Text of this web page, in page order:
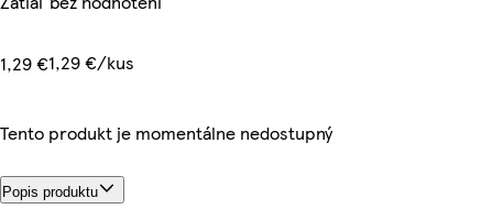
1,29 €1,29 €/kus
Tento produkt je momentálne nedostupný
Popis produktu